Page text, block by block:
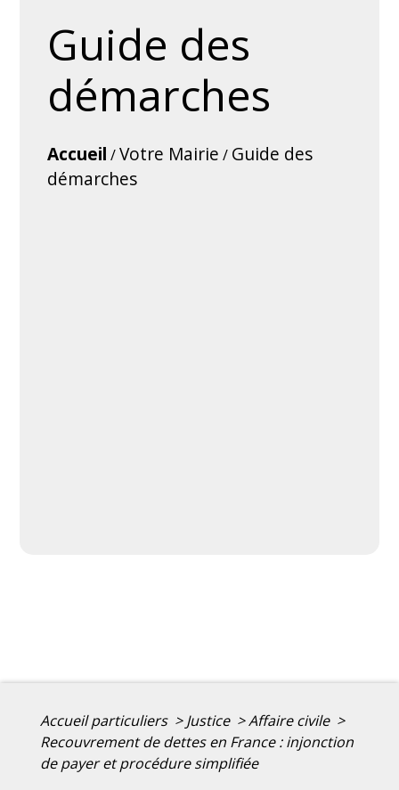
Guide des
démarches
Accueil /Votre Mairie / Guide des
démarches
Accueil particuliers > Justice >Affaire civile >
Recouvrement de dettes en France : injonction
de payer et procédure simplifiée